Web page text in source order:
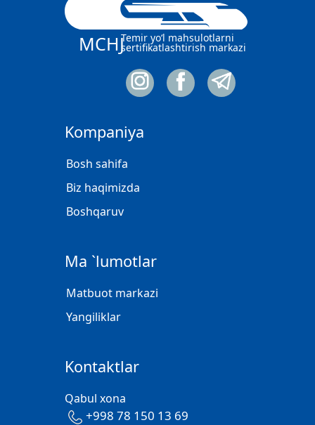
MCHJTemir yo‘l mahsulotlarni
sertifikatlashtirish markazi
Kompaniya
Bosh sahifa
Biz haqimizda
Boshqaruv
Ma `lumotlar
Matbuot markazi
Yangiliklar
Kontaktlar
Qabul xona
+998 78 150 13 69